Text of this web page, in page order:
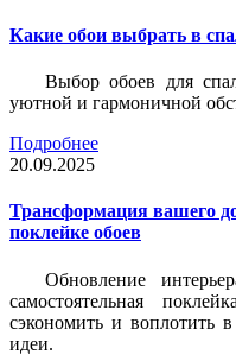
Какие обои выбрать в
Выбор обоев для
уютной и гармоничной
Подробнее
20.09.2025
Трансформация вашего
поклейке обоев
Обновление
самостоятельная
сэкономить и воплотить
идеи.